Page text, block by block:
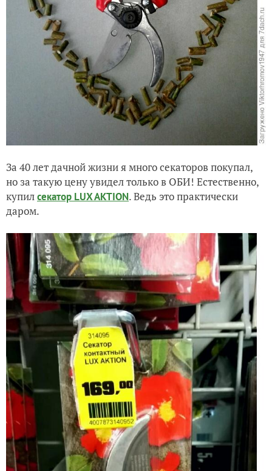
За 40 лет дачной жизни я много секаторов покупал,
но за такую цену увидел только в ОБИ! Естественно,
купилсекатор LUX AKTION. Ведь это практически
даром.